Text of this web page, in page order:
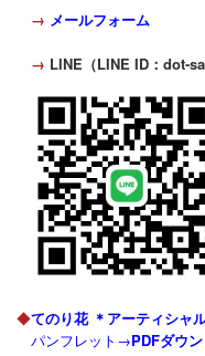
→ メールフォーム
→ LINE（LINE ID：dot-
◆てのり花 ＊アーティシ
パンフレット→PDFダウ